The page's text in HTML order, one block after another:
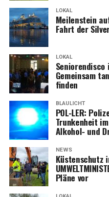
sorgt das optio­na­le Bosch
stat­tung. Eure Rei­se kann
LOKAL
Mei­len­stein
Fahrt der
LOKAL
Senio­ren­dis­co
Gemein­sam
finden
BLAULICHT
POL-LER:
Trun­ken­heit
Alko­hol- und
NEWS
Küs­ten­schutz
Plä­ne vor